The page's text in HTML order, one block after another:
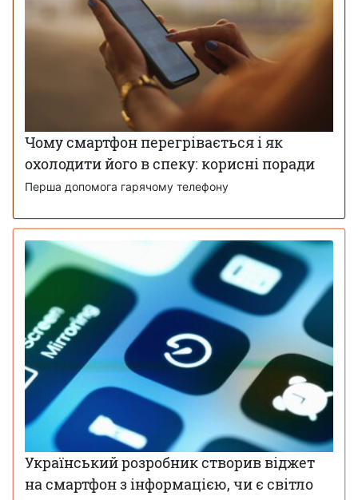
Чому смартфон перегрівається і як
охолодити його в спеку: корисні поради
Перша допомога гарячому телефону
Український розробник створив віджет
на смартфон з інформацією, чи є світло